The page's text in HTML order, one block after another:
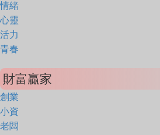
情緒
心靈
活力
青春
財富贏家
創業
小資
老闆